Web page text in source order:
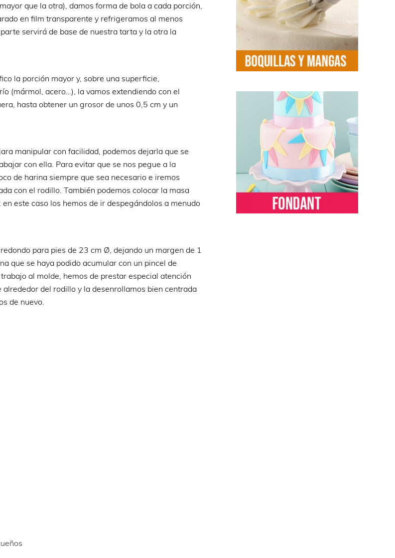
que la otra), damos forma de bola a cada porción,
en film transparente y refrigeramos al menos
servirá de base de nuestra tarta y la otra la
la porción mayor y, sobre una superficie,
(mármol, acero…), la vamos extendiendo con el
hasta obtener un grosor de unos 0,5 cm y un
manipular con facilidad, podemos dejarla que se
con ella. Para evitar que se nos pegue a la
de harina siempre que sea necesario e iremos
con el rodillo. También podemos colocar la masa
este caso los hemos de ir despegándolos a menudo
para pies de 23 cm Ø, dejando un margen de 1
que se haya podido acumular con un pincel de
al molde, hemos de prestar especial atención
del rodillo y la desenrollamos bien centrada
de nuevo.